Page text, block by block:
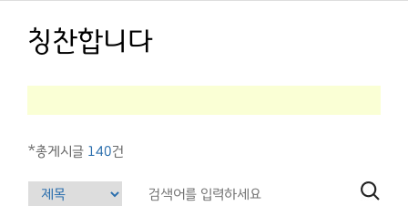
칭찬합니다
*총게시글 140건